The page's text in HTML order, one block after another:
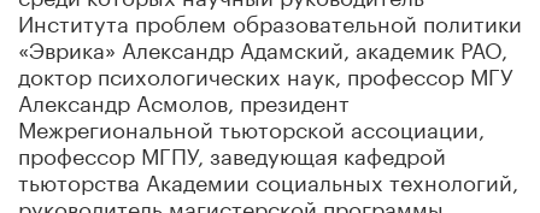
Института проблем образовательной политики
«Эврика» Александр Адамский, академик РАО,
доктор психологических наук, профессор МГУ
Александр Асмолов, президент
Межрегиональной тьюторской ассоциации,
профессор МГПУ, заведующая кафедрой
тьюторства Академии социальных технологий,
руководитель магистерской программы